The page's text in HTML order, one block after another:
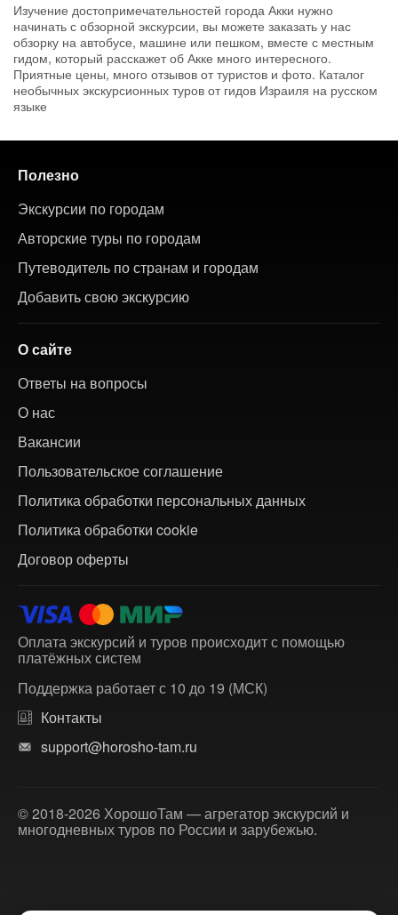
Изучение достопримечательностей города Акки нужно
начинать с обзорной экскурсии, вы можете заказать у нас
обзорку на автобусе, машине или пешком, вместе с местным
гидом, который расскажет об Акке много интересного.
Приятные цены, много отзывов от туристов и фото. Каталог
необычных экскурсионных туров от гидов Израиля на русском
языке
Полезно
Экскурсии по городам
Авторские туры по городам
Путеводитель по странам и городам
Добавить свою экскурсию
О сайте
Ответы на вопросы
О нас
Вакансии
Пользовательское соглашение
Политика обработки персональных данных
Политика обработки cookie
Договор оферты
Оплата экскурсий и туров происходит с помощью
платёжных систем
Поддержка работает с 10 до 19 (МСК)
Контакты
support@horosho-tam.ru
© 2018-2026 ХорошоТам — агрегатор экскурсий и
многодневных туров по России и зарубежью.